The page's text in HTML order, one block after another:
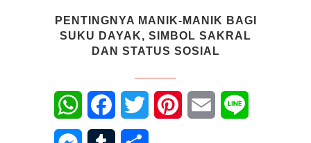
PENTINGNYA MANIK-MANIK BAGI
SUKU DAYAK, SIMBOL SAKRAL
DAN STATUS SOSIAL
WhatsAppFacebookTwitter PinterestEmail